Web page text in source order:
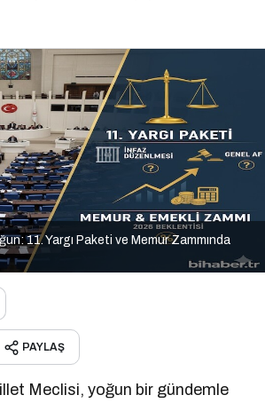
11. Yargı Paketi ve Memur Zammında
PAYLAŞ
Meclisi, yoğun bir gündemle